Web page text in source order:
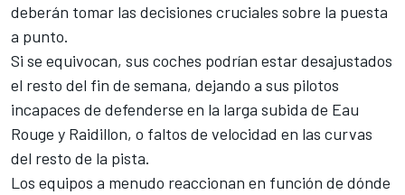
deberán tomar las decisiones cruciales sobre la puesta
a punto.
Si se equivocan, sus coches podrían estar desajustados
el resto del fin de semana, dejando a sus pilotos
incapaces de defenderse en la larga subida de Eau
Rouge y Raidillon, o faltos de velocidad en las curvas
del resto de la pista.
Los equipos a menudo reaccionan en función de dónde